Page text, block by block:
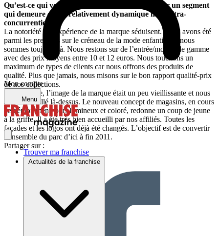
Mon compte
Menu
Trouver ma franchise
Actualités de la franchise
Qu’est-ce qui vous permet de vous différencier sur un segment
qui demeure certes relativement dynamique mais ultra-
concurrentiel ?
La notoriété et l’expérience de la marque séduisent. Nous avons été
parmi les premiers sur le créneau de la mode enfantine et nous
sommes toujours là. Nous restons sur de l’entrée/moyen de gamme
avec des prix moyens entre 10 et 12 euros. Nous touchons un
maximum de types de clients car nous offrons des produits de
qualité. Plus que jamais, nous misons sur le bon rapport qualité-prix
de nos collections.
En revanche, l’image de la marque était un peu vieillissante et nous
avons travaillé là-dessus. Le nouveau concept de magasins, en cours
de déploiement, plus lumineux et coloré, redonne un coup de jeune
à la griffe. Il a été très bien accueilli par nos affiliés. Toutes les
façades et les logos ont déjà été changés. L’objectif est de convertir
l’ensemble du parc d’ici à fin 2011.
Partager sur :